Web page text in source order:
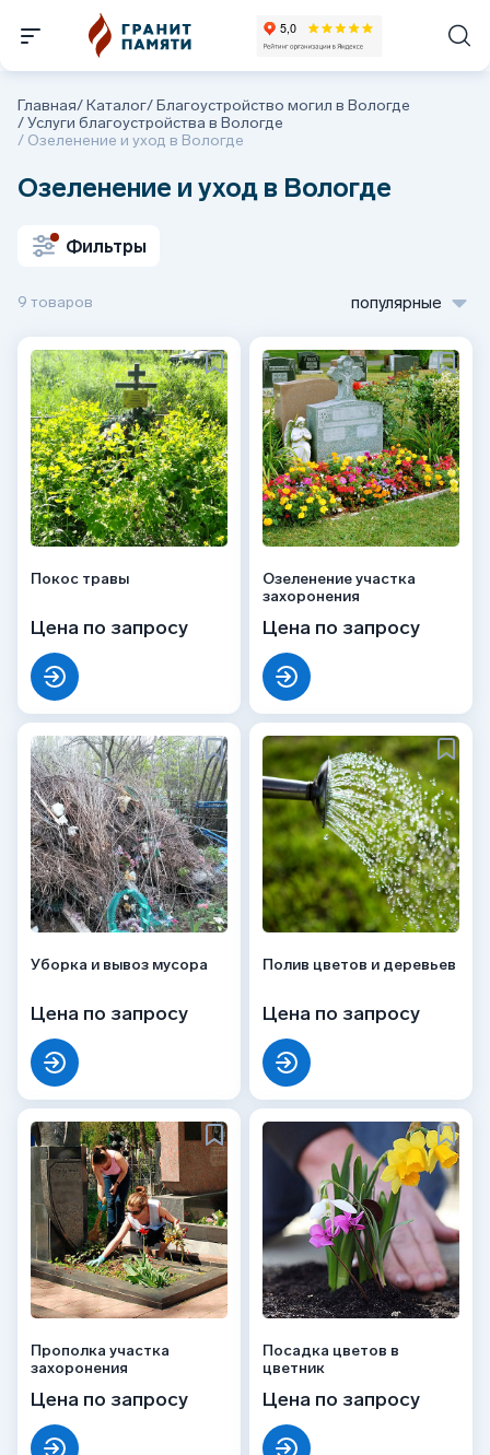
Главная/Каталог/Благоустройство могил в Вологде
/Услуги благоустройства в Вологде
/ Озеленение и уход в Вологде
Озеленение и уход в Вологде
Фильтры
9 товаров популярные
Покос травы
Цена по запросу
Озеленение участка
захоронения
Цена по запросу
Уборка и вывоз мусора
Цена по запросу
Полив цветов и деревьев
Цена по запросу
Прополка участка
захоронения
Цена по запросу
Посадка цветов в
цветник
Цена по запросу